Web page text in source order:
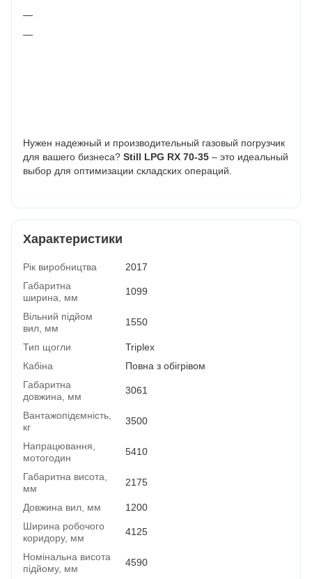
Нужен надежный и производительный газовый погрузчик
для вашего бизнеса? Still LPG RX 70-35 – это идеальный
выбор для оптимизации складских операций.
Характеристики
Рік виробництва
2017
Габаритна
ширина, мм
1099
Вільний підйом
вил, мм
1550
Тип щогли
Triplex
Кабіна
Повна з обігрівом
Габаритна
довжина, мм
3061
Вантажопідємність,
кг
3500
Напрацювання,
мотогодин
5410
Габаритна висота,
мм
2175
Довжина вил, мм
1200
Ширина робочого
коридору, мм
4125
Номінальна висота
підйому, мм
4590